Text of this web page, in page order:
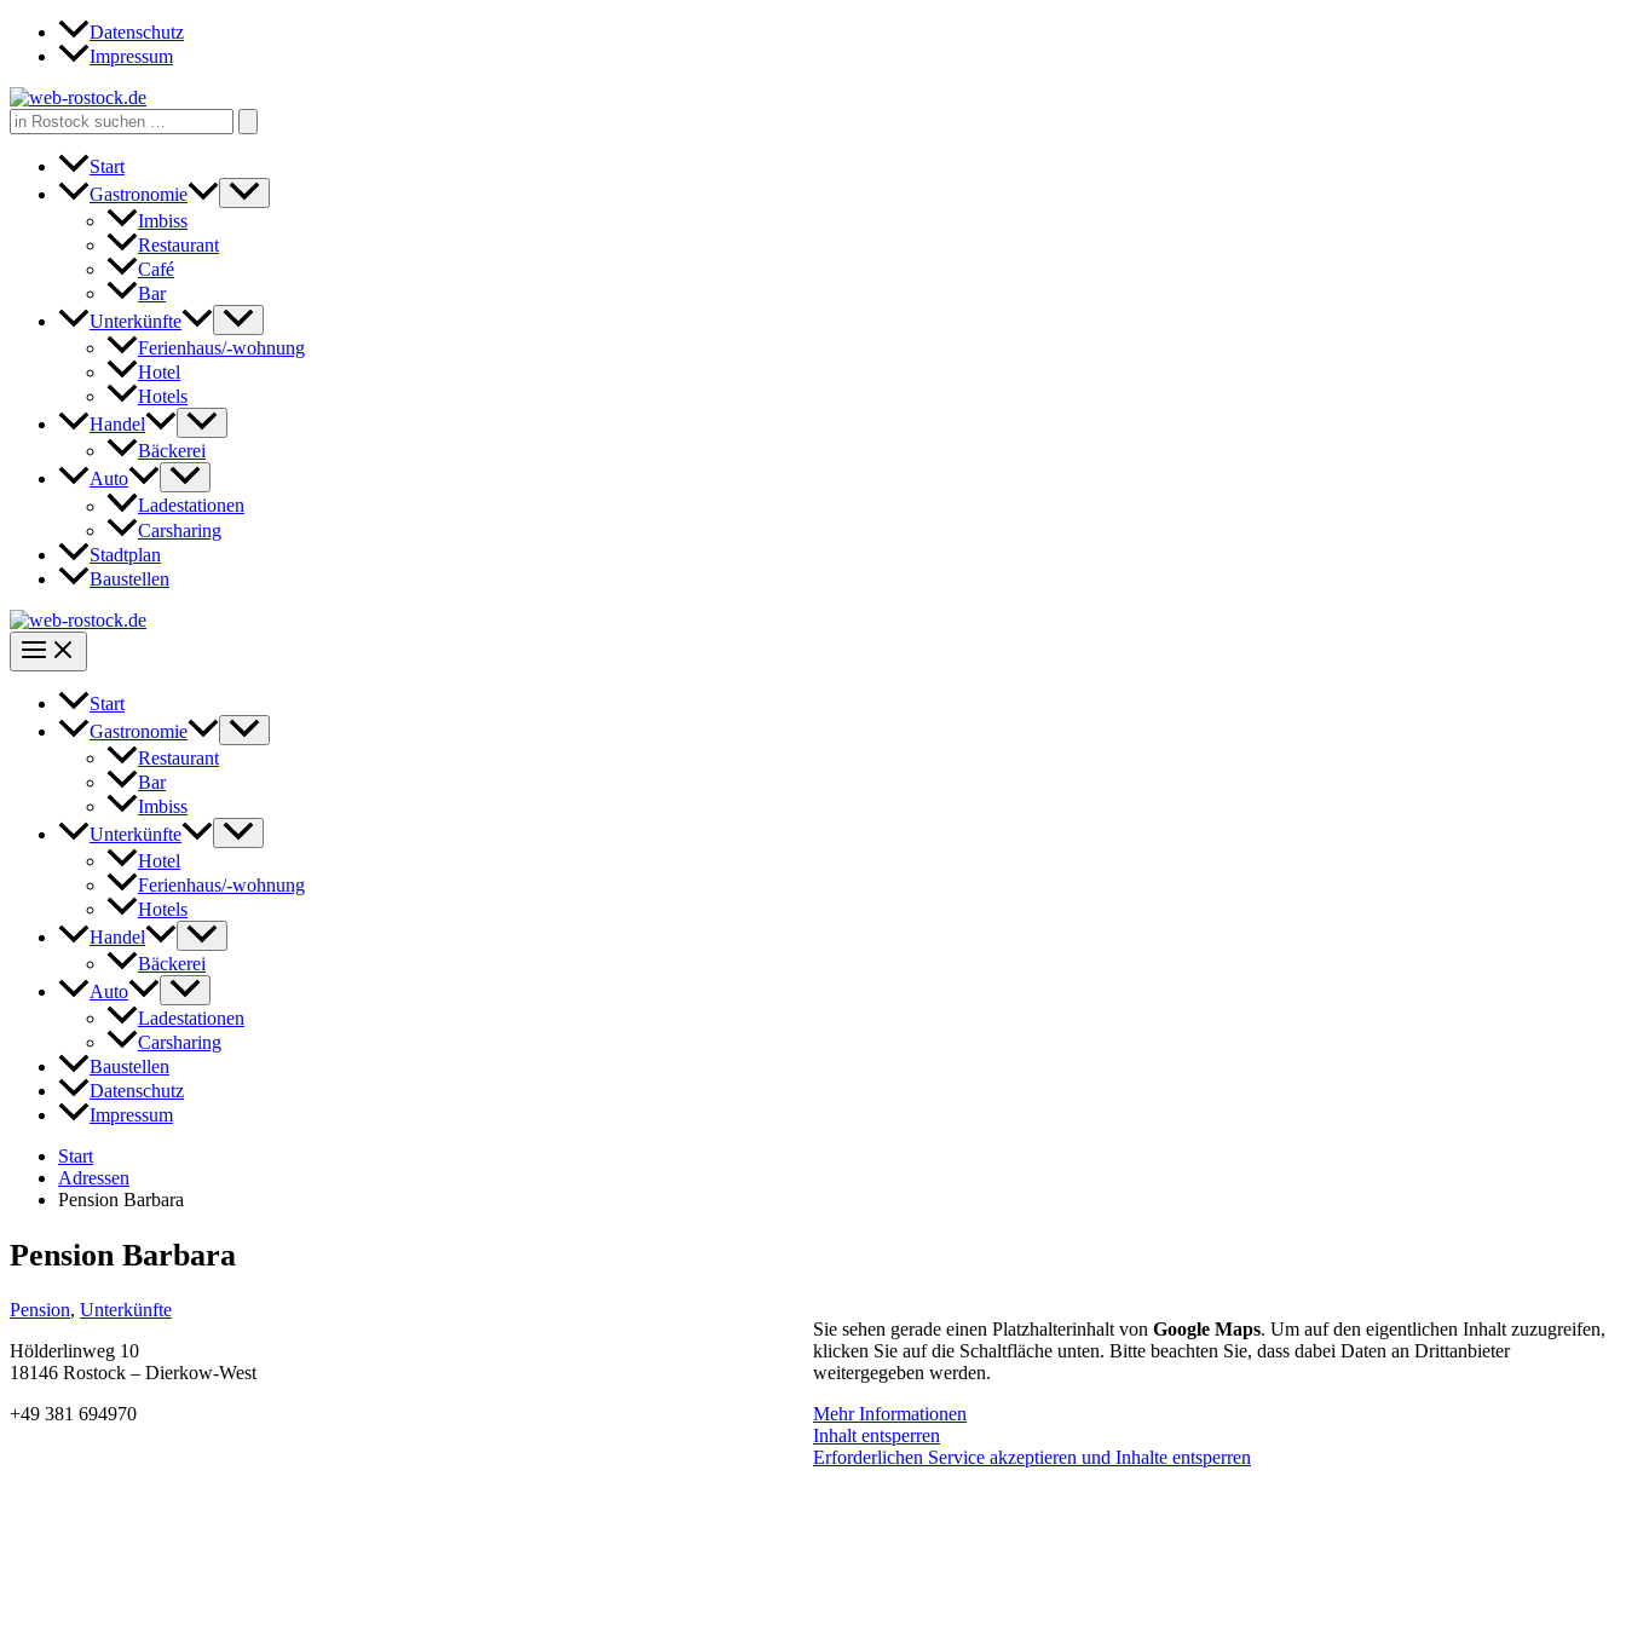
Zum
Inhalt
Datenschutz
Impressum
Search
for:
Start
Gastronomie
Imbiss
Restaurant
Café
Bar
Unterkünfte
Ferienhaus/-wohnung
Hotel
Hotels
Handel
Bäckerei
Auto
Ladestationen
Carsharing
Stadtplan
Baustellen
Start
Gastronomie
Restaurant
Bar
Imbiss
Unterkünfte
Hotel
Ferienhaus/-wohnung
Hotels
Handel
Bäckerei
Auto
Ladestationen
Carsharing
Baustellen
Datenschutz
Impressum
Start
Adressen
Pension Barbara
Pension Barbara
Pension, Unterkünfte
Hölderlinweg 10
18146 Rostock – Dierkow-West
+49 381 694970
Sie sehen gerade einen Platzhalterinhalt von Google Maps. Um auf den eigentlichen Inhalt zuzugreifen,
klicken Sie auf die Schaltfläche unten. Bitte beachten Sie, dass dabei Daten an Drittanbieter
weitergegeben werden.
Mehr Informationen
Inhalt entsperren
Erforderlichen Service akzeptieren und Inhalte entsperren